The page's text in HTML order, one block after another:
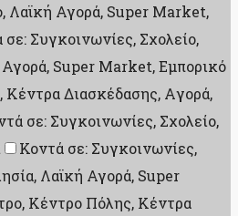
Λαϊκή Αγορά, Super Market,
σε: Συγκοινωνίες, Σχολείο,
Αγορά, Super Market, Εμπορικό
Διασκέδασης, Aγορά,
σε: Συγκοινωνίες, Σχολείο,
Κοντά σε: Συγκοινωνίες,
Λαϊκή Αγορά, Super
Κέντρο Πόλης, Κέντρα